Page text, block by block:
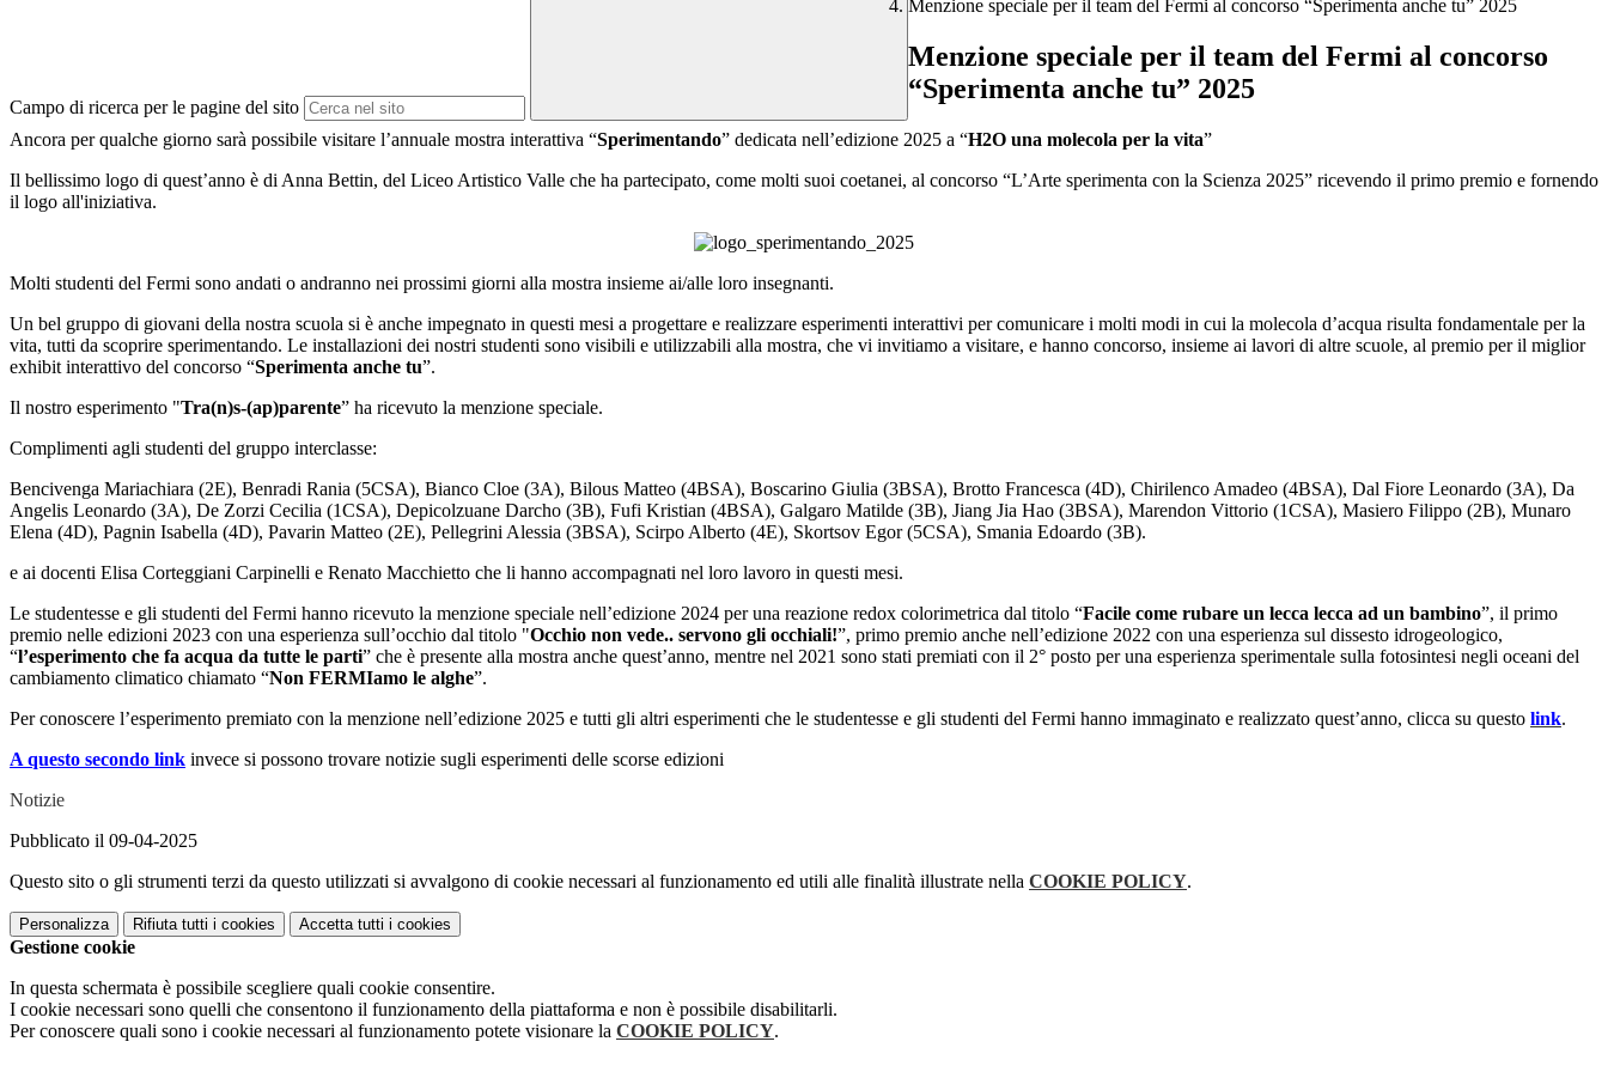
Campo di ricerca per le pagine del sito
Menzione speciale per il team del Fermi al concorso “Sperimenta anche tu” 2025
Menzione speciale per il team del Fermi al concorso
“Sperimenta anche tu” 2025
Ancora per qualche giorno sarà possibile visitare l’annuale mostra interattiva “Sperimentando” dedicata nell’edizione 2025 a “H2O una molecola per la vita”
Il bellissimo logo di quest’anno è di Anna Bettin, del Liceo Artistico Valle che ha partecipato, come molti suoi coetanei, al concorso “L’Arte sperimenta con la Scienza 2025” ricevendo il primo premio e fornendo
il logo all'iniziativa.
Molti studenti del Fermi sono andati o andranno nei prossimi giorni alla mostra insieme ai/alle loro insegnanti.
Un bel gruppo di giovani della nostra scuola si è anche impegnato in questi mesi a progettare e realizzare esperimenti interattivi per comunicare i molti modi in cui la molecola d’acqua risulta fondamentale per la
vita, tutti da scoprire sperimentando. Le installazioni dei nostri studenti sono visibili e utilizzabili alla mostra, che vi invitiamo a visitare, e hanno concorso, insieme ai lavori di altre scuole, al premio per il miglior
exhibit interattivo del concorso “Sperimenta anche tu”.
Il nostro esperimento "Tra(n)s-(ap)parente” ha ricevuto la menzione speciale.
Complimenti agli studenti del gruppo interclasse:
Bencivenga Mariachiara (2E), Benradi Rania (5CSA), Bianco Cloe (3A), Bilous Matteo (4BSA), Boscarino Giulia (3BSA), Brotto Francesca (4D), Chirilenco Amadeo (4BSA), Dal Fiore Leonardo (3A), Da
Angelis Leonardo (3A), De Zorzi Cecilia (1CSA), Depicolzuane Darcho (3B), Fufi Kristian (4BSA), Galgaro Matilde (3B), Jiang Jia Hao (3BSA), Marendon Vittorio (1CSA), Masiero Filippo (2B), Munaro
Elena (4D), Pagnin Isabella (4D), Pavarin Matteo (2E), Pellegrini Alessia (3BSA), Scirpo Alberto (4E), Skortsov Egor (5CSA), Smania Edoardo (3B).
e ai docenti Elisa Corteggiani Carpinelli e Renato Macchietto che li hanno accompagnati nel loro lavoro in questi mesi.
Le studentesse e gli studenti del Fermi hanno ricevuto la menzione speciale nell’edizione 2024 per una reazione redox colorimetrica dal titolo “Facile come rubare un lecca lecca ad un bambino”, il primo
premio nelle edizioni 2023 con una esperienza sull’occhio dal titolo "Occhio non vede.. servono gli occhiali!”, primo premio anche nell’edizione 2022 con una esperienza sul dissesto idrogeologico,
“l’esperimento che fa acqua da tutte le parti” che è presente alla mostra anche quest’anno, mentre nel 2021 sono stati premiati con il 2° posto per una esperienza sperimentale sulla fotosintesi negli oceani del
cambiamento climatico chiamato “Non FERMIamo le alghe”.
Per conoscere l’esperimento premiato con la menzione nell’edizione 2025 e tutti gli altri esperimenti che le studentesse e gli studenti del Fermi hanno immaginato e realizzato quest’anno, clicca su questo link.
A questo secondo link invece si possono trovare notizie sugli esperimenti delle scorse edizioni
Notizie
Pubblicato il 09-04-2025
Questo sito o gli strumenti terzi da questo utilizzati si avvalgono di cookie necessari al funzionamento ed utili alle finalità illustrate nella COOKIE POLICY.
Personalizza Rifiuta tutti i cookies Accetta tutti i cookies
Gestione cookie
In questa schermata è possibile scegliere quali cookie consentire.
I cookie necessari sono quelli che consentono il funzionamento della piattaforma e non è possibile disabilitarli.
Per conoscere quali sono i cookie necessari al funzionamento potete visionare la COOKIE POLICY.